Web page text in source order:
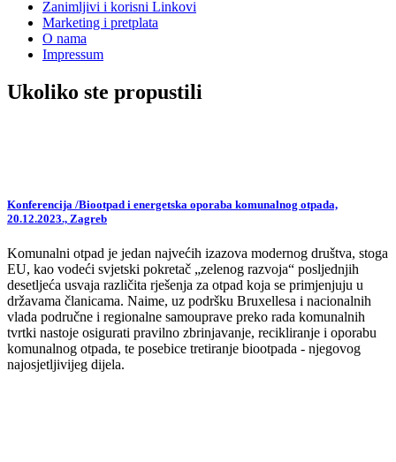
Zanimljivi i korisni Linkovi
Marketing i pretplata
O nama
Impressum
Ukoliko ste propustili
Konferencija /Biootpad i energetska oporaba komunalnog otpada,
20.12.2023., Zagreb
Komunalni otpad je jedan najvećih izazova modernog društva, stoga
EU, kao vodeći svjetski pokretač „zelenog razvoja“ posljednjih
desetljeća usvaja različita rješenja za otpad koja se primjenjuju u
državama članicama. Naime, uz podršku Bruxellesa i nacionalnih
vlada područne i regionalne samouprave preko rada komunalnih
tvrtki nastoje osigurati pravilno zbrinjavanje, recikliranje i oporabu
komunalnog otpada, te posebice tretiranje biootpada - njegovog
najosjetljivijeg dijela.